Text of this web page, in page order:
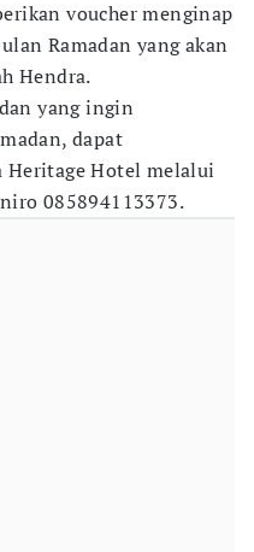
voucher menginap
Ramadan yang akan
Hendra.
yang ingin
dapat
Heritage Hotel melalui
085894113373.